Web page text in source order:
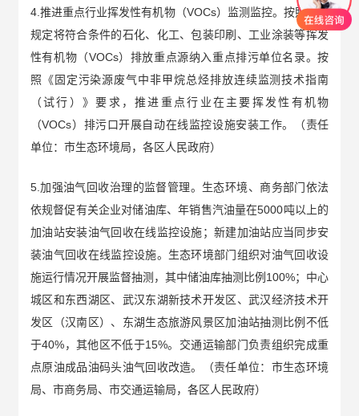
4.推进重点行业挥发性有机物（VOCs）监测监控。按照相关
规定将符合条件的石化、化工、包装印刷、工业涂装等挥发
性有机物（VOCs）排放重点源纳入重点排污单位名录。按
照《固定污染源废气中非甲烷总烃排放连续监测技术指南
（试行）》要求，推进重点行业在主要挥发性有机物
（VOCs）排污口开展自动在线监控设施安装工作。（责任
单位：市生态环境局，各区人民政府）
5.加强油气回收治理的监督管理。生态环境、商务部门依法
依规督促有关企业对储油库、年销售汽油量在5000吨以上的
加油站安装油气回收在线监控设施；新建加油站应当同步安
装油气回收在线监控设施。生态环境部门组织对油气回收设
施运行情况开展监督抽测，其中储油库抽测比例100%；中心
城区和东西湖区、武汉东湖新技术开发区、武汉经济技术开
发区（汉南区）、东湖生态旅游风景区加油站抽测比例不低
于40%，其他区不低于15%。交通运输部门负责组织完成重
点原油成品油码头油气回收改造。（责任单位：市生态环境
局、市商务局、市交通运输局，各区人民政府）